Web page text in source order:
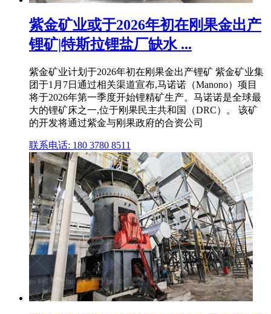
紫金矿业或于2026年初在刚果金出产
锂矿|特斯拉锂盐厂缺水 ...
紫金矿业计划于2026年初在刚果金出产锂矿 紫金矿业集
团于1月7日通过相关渠道宣布,马诺诺（Manono）项目
将于2026年第一季度开始锂精矿生产。马诺诺是全球最
大的锂矿床之一,位于刚果民主共和国（DRC）。 该矿
的开发将通过紫金与刚果政府的合资公司
联系电话: 180 3780 8511